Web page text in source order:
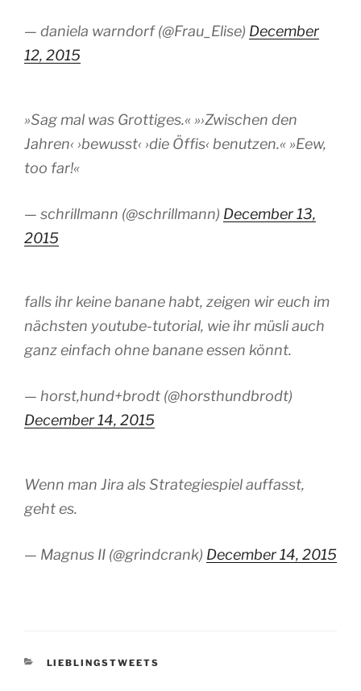
— daniela warndorf (@Frau_Elise) December
12, 2015
»Sag mal was Grottiges.« »›Zwischen den
Jahren‹ ›bewusst‹ ›die Öffis‹ benutzen.« »Eew,
too far!«
— schrillmann (@schrillmann) December 13,
2015
falls ihr keine banane habt, zeigen wir euch im
nächsten youtube-tutorial, wie ihr müsli auch
ganz einfach ohne banane essen könnt.
— horst,hund+brodt (@horsthundbrodt)
December 14, 2015
Wenn man Jira als Strategiespiel auffasst,
geht es.
— Magnus II (@grindcrank) December 14, 2015
KATEGORIEN
LIEBLINGSTWEETS